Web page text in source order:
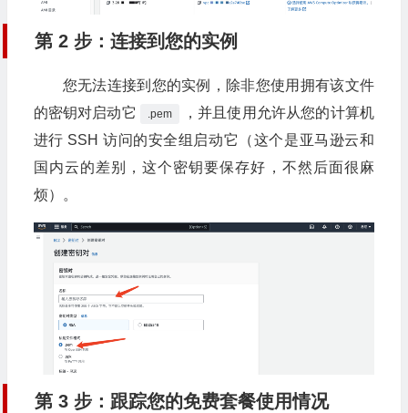
第 2 步：连接到您的实例
您无法连接到您的实例，除非您使用拥有该文件
的密钥对启动它
.pem
，并且使用允许从您的计算机
进行 SSH 访问的安全组启动它（这个是亚马逊云和
国内云的差别，这个密钥要保存好，不然后面很麻
烦）。
第 3 步：跟踪您的免费套餐使用情况